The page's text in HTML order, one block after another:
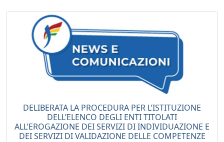
DELIBERATA LA PROCEDURA PER L’ISTITUZIONE
DELL’ELENCO DEGLI ENTI TITOLATI
ALL’EROGAZIONE DEI SERVIZI DI INDIVIDUAZIONE E
DEI SERVIZI DI VALIDAZIONE DELLE COMPETENZE